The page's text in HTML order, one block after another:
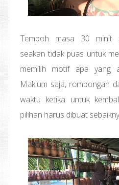
Tempoh masa 30 minit
seakan tidak puas untuk
memilih motif apa yang
Maklum saja, rombongan
waktu ketika untuk
pilihan harus dibuat